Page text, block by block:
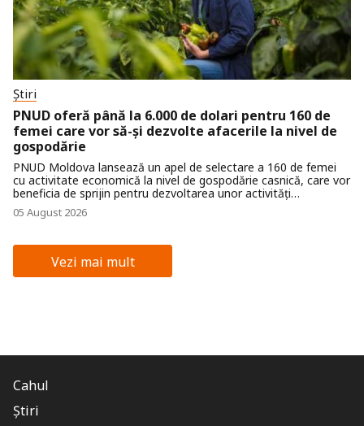
Știri
PNUD oferă până la 6.000 de dolari pentru 160 de
femei care vor să-și dezvolte afacerile la nivel de
gospodărie
PNUD Moldova lansează un apel de selectare a 160 de femei
cu activitate economică la nivel de gospodărie casnică, care vor
beneficia de sprijin pentru dezvoltarea unor activități
economice mai reziliente la schimbările climatice și mai
eficiente energetic. Concursul se desfășoară în cadrul
finanțat de Suedia și Norvegia.
05 August 2026
Vezi mai mult
Cahul
Știri